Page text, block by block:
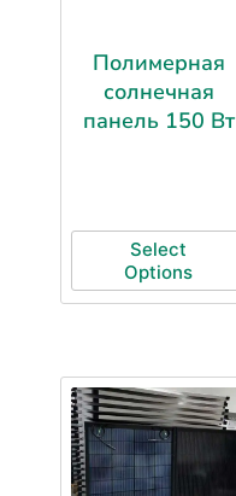
Полимерная
солнечная
панель 150 Вт
Select
Options